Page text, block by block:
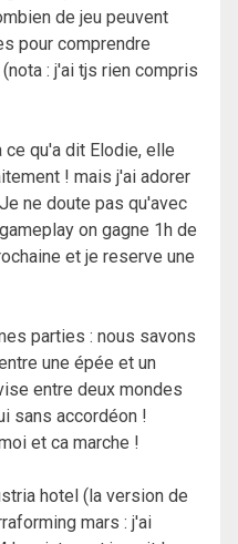
de jeu peuvent
pour comprendre
: j'ai tjs rien compris
ce qu'a dit Elodie, elle
! mais j'ai adorer
ne doute pas qu'avec
on gagne 1h de
et je reserve une
parties : nous savons
une épée et un
entre deux mondes
sans accordéon !
et ca marche !
hotel (la version de
mars : j'ai